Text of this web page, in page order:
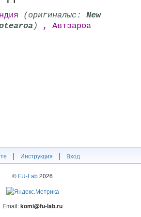
(оригиналыс: New
) , Автэароа
| Инструкция | Вход
© FU-Lab2026
Email:komi@fu-lab.ru